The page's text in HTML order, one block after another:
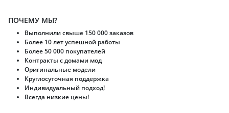
ПОЧЕМУ МЫ?
Выполнили свыше 150 000 заказов
Более 10 лет успешной работы
Более 50 000 покупателей
Контракты с домами мод
Оригинальные модели
Круглосуточная поддержка
Индивидуальный подход!
Всегда низкие цены!